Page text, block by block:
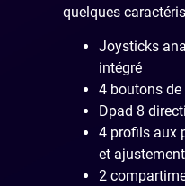
quelques
Joysticks
intégré
4 boutons
Dpad 8
4 profils aux
et
2